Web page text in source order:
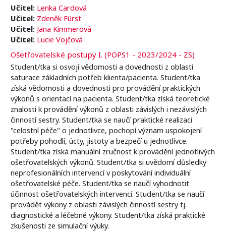
Učitel: Lenka Cardová
Učitel: Zdeněk Fürst
Učitel: Jana Kimmerová
Učitel: Lucie Vojčová
Ošetřovatelské postupy I. (POPS1 - 2023/2024 - ZS)
Student/tka si osvojí vědomosti a dovednosti z oblasti
saturace základních potřeb klienta/pacienta. Student/tka
získá vědomosti a dovednosti pro provádění praktických
výkonů s orientací na pacienta. Student/tka získá teoretické
znalosti k provádění výkonů z oblasti závislých i nezávislých
činností sestry. Student/tka se naučí praktické realizaci
"celostní péče" o jednotlivce, pochopí význam uspokojení
potřeby pohodlí, úcty, jistoty a bezpečí u jednotlivce.
Student/tka získá manuální zručnost k provádění jednotlivých
ošetřovatelských výkonů. Student/tka si uvědomí důsledky
neprofesionálních intervencí v poskytování individuální
ošetřovatelské péče. Student/tka se naučí vyhodnotit
účinnost ošetřovatelských intervencí. Student/tka se naučí
provádět výkony z oblasti závislých činností sestry tj.
diagnostické a léčebné výkony. Student/tka získá praktické
zkušenosti ze simulační výuky.